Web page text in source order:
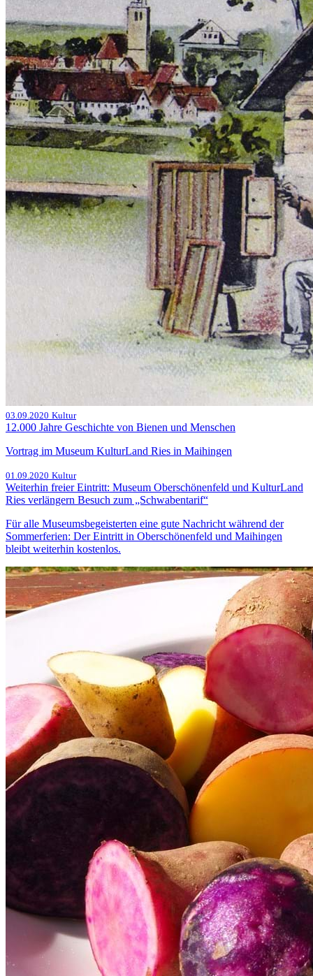
03.09.2020 Kultur
12.000 Jahre Geschichte von Bienen und Menschen
Vortrag im Museum KulturLand Ries in Maihingen
01.09.2020 Kultur
Weiterhin freier Eintritt: Museum Oberschönenfeld und KulturLand
Ries verlängern Besuch zum „Schwabentarif“
Für alle Museumsbegeisterten eine gute Nachricht während der
Sommerferien: Der Eintritt in Oberschönenfeld und Maihingen
bleibt weiterhin kostenlos.